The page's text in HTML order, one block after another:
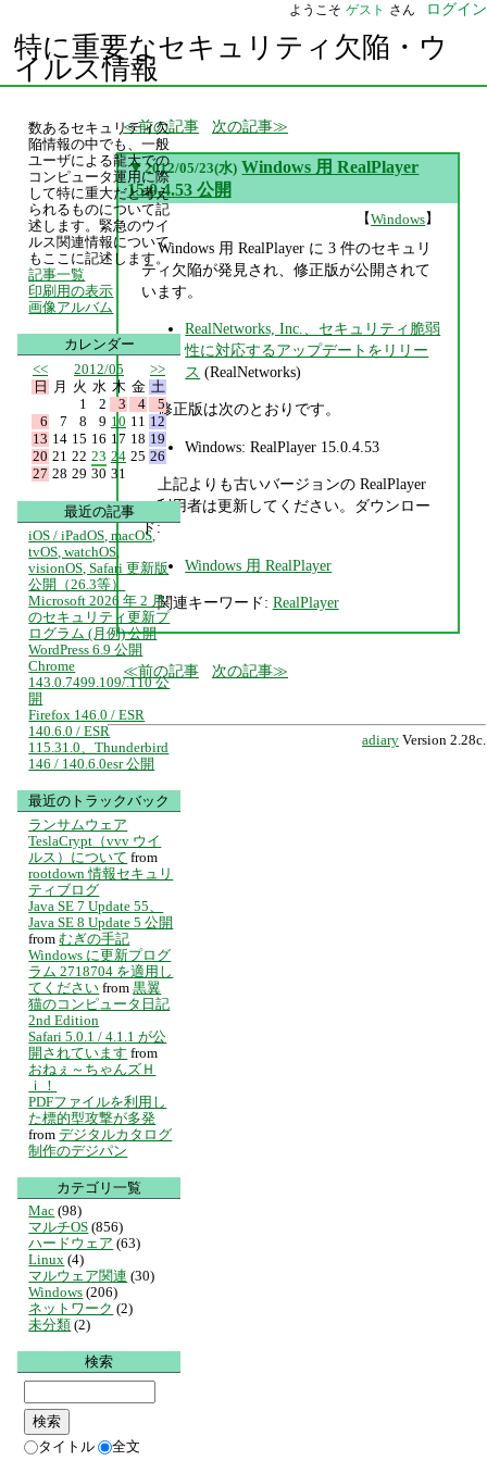
ようこそ ゲスト さん ログイン
特に重要なセキュリティ欠陥・ウ
イルス情報
前の記事 次の記事
▼ 2012/05/23(水) Windows 用 RealPlayer
15.0.4.53 公開
【Windows】
Windows 用 RealPlayer に 3 件のセキュリ
ティ欠陥が発見され、修正版が公開されて
います。
RealNetworks, Inc.、セキュリティ脆弱
性に対応するアップデートをリリー
ス (RealNetworks)
修正版は次のとおりです。
Windows: RealPlayer 15.0.4.53
上記よりも古いバージョンの RealPlayer
の利用者は更新してください。ダウンロー
ド:
Windows 用 RealPlayer
関連キーワード: RealPlayer
前の記事 次の記事
adiary Version 2.28c.
数あるセキュリティ欠
陥情報の中でも、一般
ユーザによる龍大での
コンピュータ運用に際
して特に重大だと考え
られるものについて記
述します。緊急のウイ
ルス関連情報について
もここに記述します。
記事一覧
印刷用の表示
画像アルバム
カレンダー
<<
2012/05
>>
日
月 火 水 木 金 土
1
2 3 4
5
6
7 8 9 10 11 12
13 14 15 16 17 18 19
20 21 22 23 24 25 26
27 28 29 30 31
最近の記事
iOS / iPadOS, macOS,
tvOS, watchOS,
visionOS, Safari 更新版
公開（26.3等）
Microsoft 2026 年 2 月
のセキュリティ更新プ
ログラム (月例) 公開
WordPress 6.9 公開
Chrome
143.0.7499.109/.110 公
開
Firefox 146.0 / ESR
140.6.0 / ESR
115.31.0、Thunderbird
146 / 140.6.0esr 公開
最近のトラックバック
ランサムウェア
TeslaCrypt（vvv ウイ
ルス）について from
rootdown 情報セキュリ
ティブログ
Java SE 7 Update 55、
Java SE 8 Update 5 公開
from むぎの手記
Windows に更新プログ
ラム 2718704 を適用し
てください from 黒翼
猫のコンピュータ日記
2nd Edition
Safari 5.0.1 / 4.1.1 が公
開されています from
おねぇ～ちゃんズＨ
ｉ！
PDFファイルを利用し
た標的型攻撃が多発
from デジタルカタログ
制作のデジパン
カテゴリ一覧
Mac (98)
マルチOS (856)
ハードウェア (63)
Linux (4)
マルウェア関連 (30)
Windows (206)
ネットワーク (2)
未分類 (2)
検索
タイトル 全文